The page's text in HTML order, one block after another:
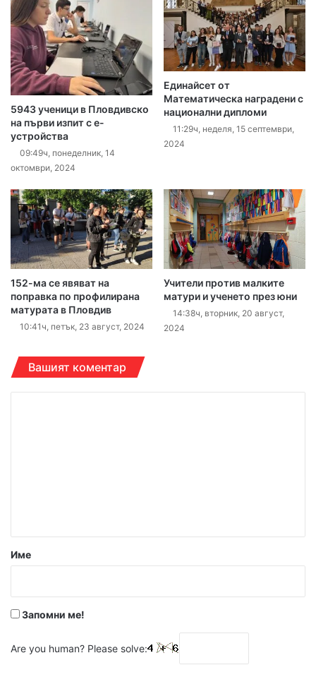
5943 ученици в Пловдивско
на първи изпит с е-
устройства
09:49ч, понеделник, 14
октомври, 2024
Единайсет от
Математическа наградени с
национални дипломи
11:29ч, неделя, 15 септември,
2024
152-ма се явяват на
поправка по профилирана
матурата в Пловдив
10:41ч, петък, 23 август, 2024
Учители против малките
матури и ученето през юни
14:38ч, вторник, 20 август,
2024
Вашият коментар
р
Име
Запомни ме!
Are you human? Please solve: